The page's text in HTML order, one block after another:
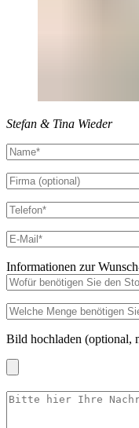
Stefan & Tina Wieder
Informationen zur
Bild hochladen (optional,